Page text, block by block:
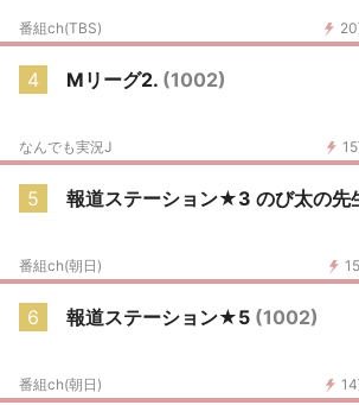
番組ch(TBS)
4 Mリーグ2. (1002)
なんでも実況J
5 報道ステーション★3 のび太の先
番組ch(朝日)
6 報道ステーション★5 (1002)
番組ch(朝日)